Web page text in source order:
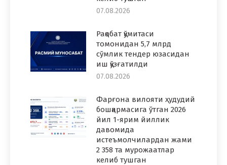
07.08.2026
Рақобат қўмитаси
томонидан 5,7 млрд
сўмлик тендер юзасидан
иш қўзғатилди
07.08.2026
Фарғона вилояти ҳудудий
бошқармасига ўтган 2026
йил 1-ярим йиллик
давомида
истеъмолчилардан жами
2 358 та мурожаатлар
келиб тушган